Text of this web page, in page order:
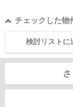
チェックした物
検討リストに